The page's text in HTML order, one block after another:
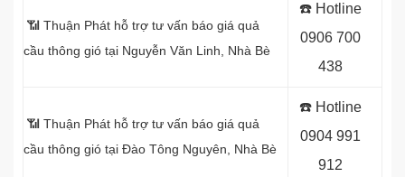
📶 Thuận Phát hỗ trợ tư vấn báo giá quả
cầu thông gió tại Nguyễn Văn Linh, Nhà Bè
☎️ Hotline
0906 700
438
📶 Thuận Phát hỗ trợ tư vấn báo giá quả
cầu thông gió tại Đào Tông Nguyên, Nhà Bè
☎️ Hotline
0904 991
912